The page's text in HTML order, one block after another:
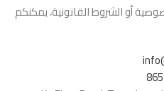
أو الشروط القانونية، يمكنكم